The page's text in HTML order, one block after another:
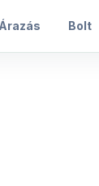
Árazás Bolt